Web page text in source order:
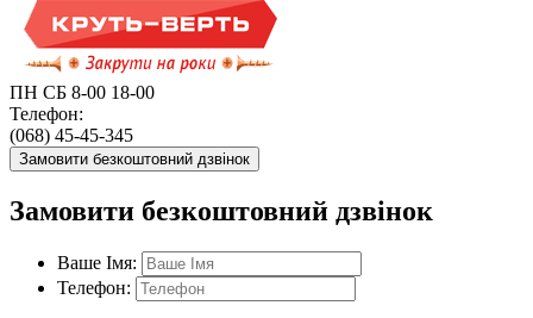
ПН СБ 8-00 18-00
Телефон:
(068) 45-45-345
Замовити безкоштовний дзвінок
Замовити безкоштовний дзвінок
Ваше Імя:
Телефон: